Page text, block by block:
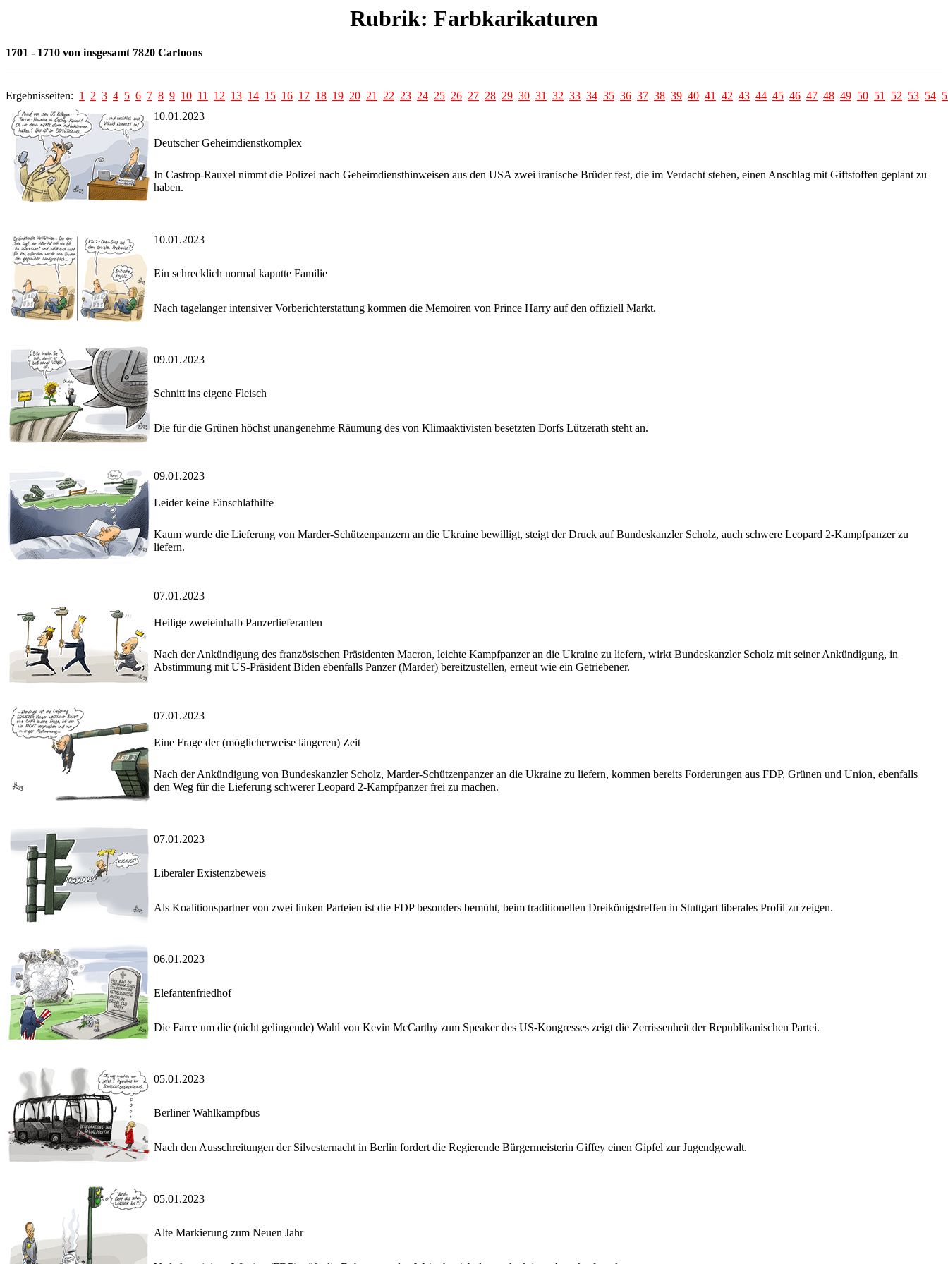
Rubrik: Farbkarikaturen
1701 - 1710 von insgesamt 7820 Cartoons
Ergebnisseiten: 1 2 3 4 5 6 7 8 9 10 11 12 13 14 15 16 17 18 19 20 21 22 23 24 25 26 27 28 29 30 31 32 33 34 35 36 37 38 39 40 41 42 43 44 45 46 47 48 49 50 51 52 53 54
10.01.2023
Deutscher Geheimdienstkomplex
In Castrop-Rauxel nimmt die Polizei nach Geheimdiensthinweisen aus den USA zwei iranische Brüder fest, die im Verdacht stehen, einen Anschlag mit Giftstoffen geplant zu
haben.
10.01.2023
Ein schrecklich normal kaputte Familie
Nach tagelanger intensiver Vorberichterstattung kommen die Memoiren von Prince Harry auf den offiziell Markt.
09.01.2023
Schnitt ins eigene Fleisch
Die für die Grünen höchst unangenehme Räumung des von Klimaaktivisten besetzten Dorfs Lützerath steht an.
09.01.2023
Leider keine Einschlafhilfe
Kaum wurde die Lieferung von Marder-Schützenpanzern an die Ukraine bewilligt, steigt der Druck auf Bundeskanzler Scholz, auch schwere Leopard 2-Kampfpanzer zu
liefern.
07.01.2023
Heilige zweieinhalb Panzerlieferanten
Nach der Ankündigung des französischen Präsidenten Macron, leichte Kampfpanzer an die Ukraine zu liefern, wirkt Bundeskanzler Scholz mit seiner Ankündigung, in
Abstimmung mit US-Präsident Biden ebenfalls Panzer (Marder) bereitzustellen, erneut wie ein Getriebener.
07.01.2023
Eine Frage der (möglicherweise längeren) Zeit
Nach der Ankündigung von Bundeskanzler Scholz, Marder-Schützenpanzer an die Ukraine zu liefern, kommen bereits Forderungen aus FDP, Grünen und Union, ebenfalls
den Weg für die Lieferung schwerer Leopard 2-Kampfpanzer frei zu machen.
07.01.2023
Liberaler Existenzbeweis
Als Koalitionspartner von zwei linken Parteien ist die FDP besonders bemüht, beim traditionellen Dreikönigstreffen in Stuttgart liberales Profil zu zeigen.
06.01.2023
Elefantenfriedhof
Die Farce um die (nicht gelingende) Wahl von Kevin McCarthy zum Speaker des US-Kongresses zeigt die Zerrissenheit der Republikanischen Partei.
05.01.2023
Berliner Wahlkampfbus
Nach den Ausschreitungen der Silvesternacht in Berlin fordert die Regierende Bürgermeisterin Giffey einen Gipfel zur Jugendgewalt.
05.01.2023
Alte Markierung zum Neuen Jahr